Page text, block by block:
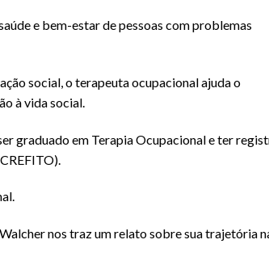
e bem-estar de pessoas com problemas
social, o terapeuta ocupacional ajuda o
à vida social.
graduado em Terapia Ocupacional e ter
nos traz um relato sobre sua trajetória